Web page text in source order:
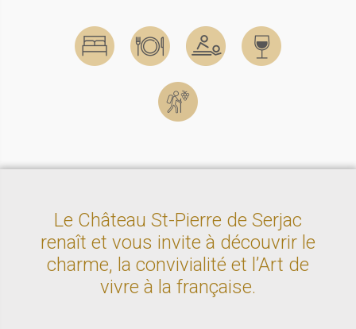
Le Château St-Pierre de Serjac
renaît et vous invite à découvrir le
charme, la convivialité et l’Art de
vivre à la française.